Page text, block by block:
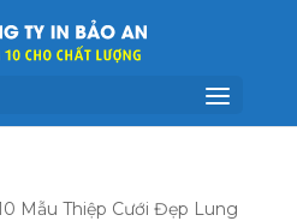
Mẫu Thiệp Cưới Đẹp Lung